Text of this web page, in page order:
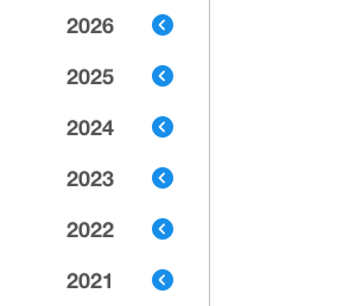
2026
2025
2024
2023
2022
2021